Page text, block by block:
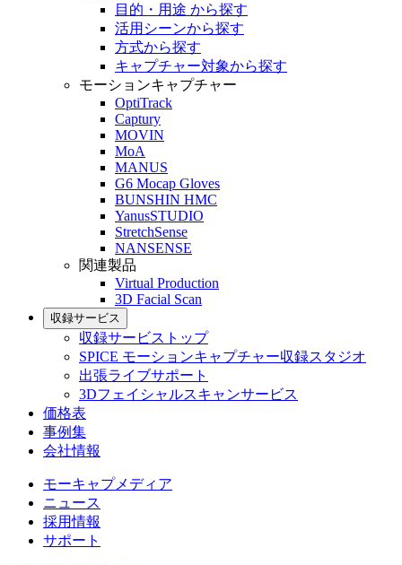
目的・用途 から探す
活用シーンから探す
方式から探す
キャプチャー対象から探す
モーションキャプチャー
OptiTrack
Captury
MOVIN
MoA
MANUS
G6 Mocap Gloves
BUNSHIN HMC
YanusSTUDIO
StretchSense
NANSENSE
関連製品
Virtual Production
3D Facial Scan
収録サービス
収録サービストップ
SPICE モーションキャプチャー収録スタジオ
出張ライブサポート
3Dフェイシャルスキャンサービス
価格表
事例集
会社情報
モーキャプメディア
ニュース
採用情報
サポート